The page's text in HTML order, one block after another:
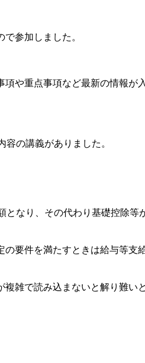
参加しました。
や重点事項など最新の情報が
の講義がありました。
なり、その代わり基礎控除等
要件を満たすときは給与等支
雑で読み込まないと解り難い